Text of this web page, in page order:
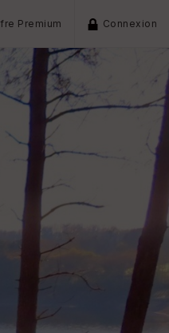
Premium Connexion